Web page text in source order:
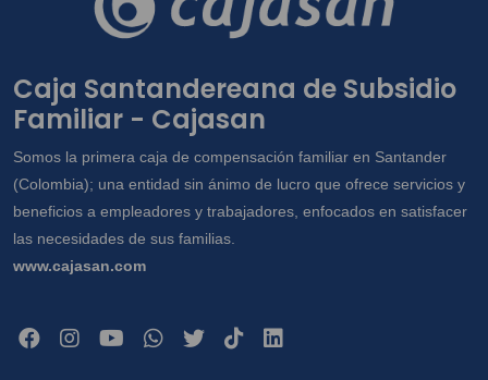
Caja Santandereana de Subsidio
Familiar - Cajasan
Somos la primera caja de compensación familiar en Santander
(Colombia); una entidad sin ánimo de lucro que ofrece servicios y
beneficios a empleadores y trabajadores, enfocados en satisfacer
las necesidades de sus familias.
www.cajasan.com